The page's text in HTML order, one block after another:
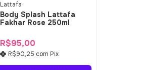
Lattafa
Body Splash Lattafa
Fakhar Rose 250ml
R$95,00
R$90,25 com Pix